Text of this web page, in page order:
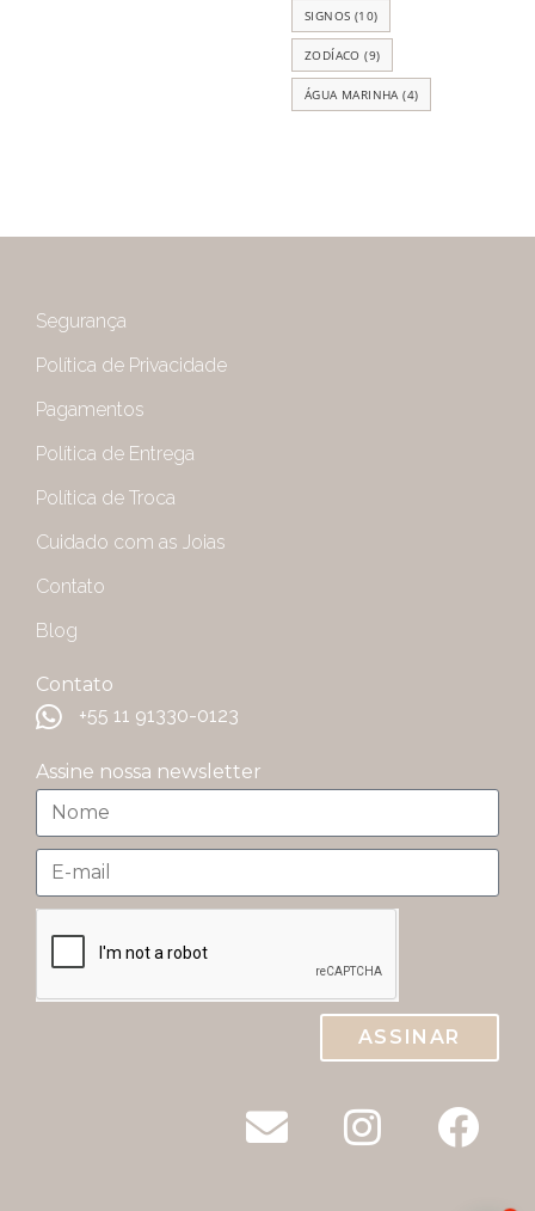
SIGNOS (10)
ZODÍACO (9)
ÁGUA MARINHA (4)
Segurança
Política de Privacidade
Pagamentos
Política de Entrega
Política de Troca
Cuidado com as Joias
Contato
Blog
Contato
+55 11 91330-0123
Assine nossa newsletter
ASSINAR